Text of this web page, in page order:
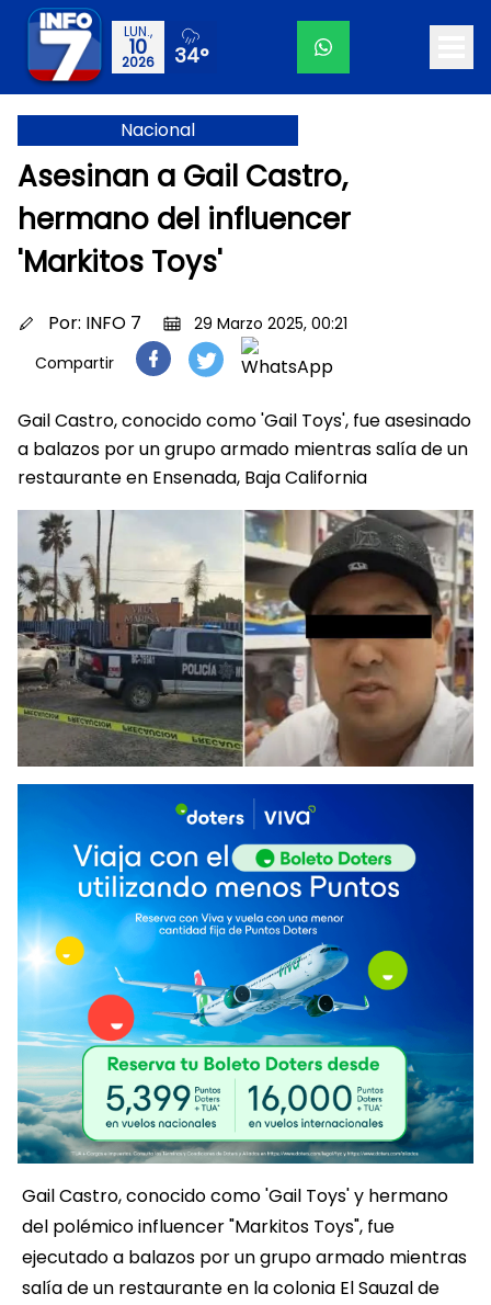
LUN.,
10
2026 34°
Nacional
Asesinan a Gail Castro,
hermano del influencer
'Markitos Toys'
Por: INFO 7
29 Marzo 2025, 00:21
Compartir
Gail Castro, conocido como 'Gail Toys', fue asesinado
a balazos por un grupo armado mientras salía de un
restaurante en Ensenada, Baja California
Gail Castro, conocido como 'Gail Toys' y hermano
del polémico influencer "Markitos Toys", fue
ejecutado a balazos por un grupo armado mientras
salía de un restaurante en la colonia El Sauzal de